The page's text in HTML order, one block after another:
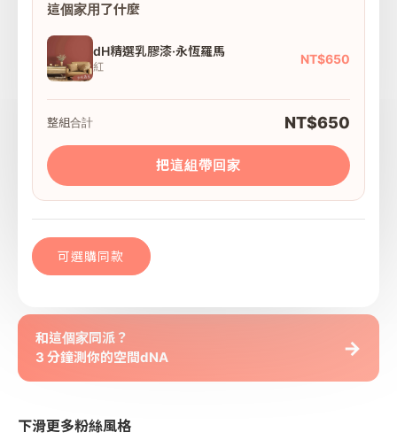
這個家用了什麼
dH精選乳膠漆·永恆羅馬
紅
NT$650
整組合計 NT$650
把這組帶回家
可選購同款
和這個家同派？
3 分鐘測你的空間dNA
→
下滑更多粉絲風格